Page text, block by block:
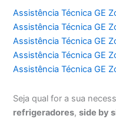
Assistência Técnica GE
Assistência Técnica GE
Assistência Técnica GE
Assistência Técnica GE
Assistência Técnica GE
Seja qual for a sua
refrigeradores,side by